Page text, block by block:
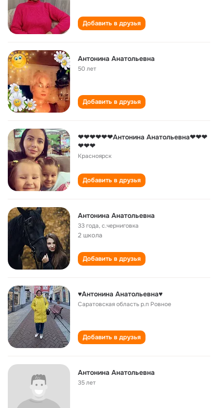
Добавить в друзья
Антонина Анатольевна
50 лет
Добавить в друзья
❤❤❤❤❤❤Антонина Анатольевна❤❤❤
❤❤❤
Красноярск
Добавить в друзья
Антонина Анатольевна
33 года,с.черниговка
2 школа
Добавить в друзья
♥Антонина Анатольевна♥
Саратовская область р.п Ровное
Добавить в друзья
Антонина Анатольевна
35 лет